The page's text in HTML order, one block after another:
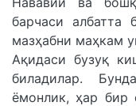
барчаси албатта
мазҳабни маҳкам
Ақидаси бузуқ
биладилар.
ёмонлик, ҳар бир